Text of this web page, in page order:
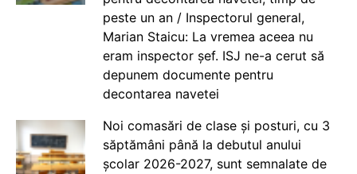
peste un an / Inspectorul general,
Marian Staicu: La vremea aceea nu
eram inspector șef. ISJ ne-a cerut să
depunem documente pentru
decontarea navetei
Noi comasări de clase și posturi, cu 3
săptămâni până la debutul anului
școlar 2026-2027, sunt semnalate de